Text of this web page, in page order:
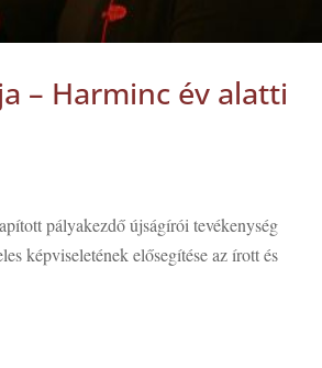
– Harminc év alatti
pályakezdő újságírói tevékenység
képviseletének elősegítése az írott és